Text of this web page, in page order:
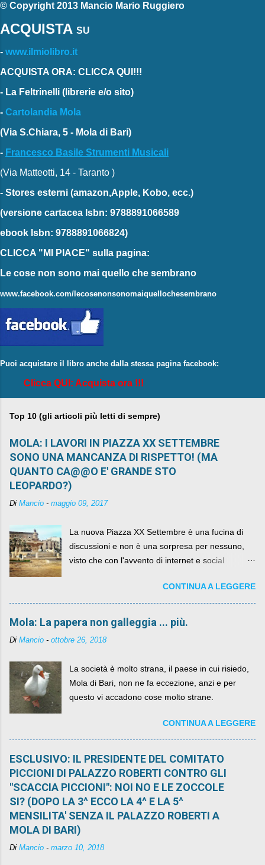
© Copyright 2013 Mancio Mario Ruggiero
ACQUISTA SU
- www.ilmiolibro.it
ACQUISTA ORA: CLICCA QUI!!!
- La Feltrinelli (librerie e/o sito)
- Cartolandia Mola
(Via S.Chiara, 5 - Mola di Bari)
- Francesco Basile Strumenti Musicali
(Via Matteotti, 14 - Taranto )
- Stores esterni (amazon,Apple, Kobo, ecc.)
(versione cartacea Isbn: 9788891066589
ebook Isbn: 9788891066824)
CLICCA "MI PIACE" sulla pagina:
Le cose non sono mai quello che sembrano
www.facebook.com/lecosenonsonomaiquellochesembrano
Puoi acquistare il libro anche dalla stessa pagina facebook:
Clicca QUI: Acquista ora !!!
Top 10 (gli articoli più letti di sempre)
MOLA: I LAVORI IN PIAZZA XX SETTEMBRE
SONO UNA MANCANZA DI RISPETTO! (MA
QUANTO CA@@O E' GRANDE STO
LEOPARDO?)
Di Mancio - maggio 09, 2017
La nuova Piazza XX Settembre è una fucina di
discussioni e non è una sorpresa per nessuno,
visto che con l'avvento di internet e social
sua lasciandone anche traccia scritta nel web.
CONTINUA A LEGGERE
Mola: La papera non galleggia ... più.
Di Mancio - ottobre 26, 2018
La società è molto strana, il paese in cui risiedo,
Mola di Bari, non ne fa eccezione, anzi e per
questo vi accadono cose molto strane.
CONTINUA A LEGGERE
ESCLUSIVO: IL PRESIDENTE DEL COMITATO
PICCIONI DI PALAZZO ROBERTI CONTRO GLI
"SCACCIA PICCIONI": NOI NO E LE ZOCCOLE
SI? (DOPO LA 3^ ECCO LA 4^ E LA 5^
MENSILITA' SENZA IL PALAZZO ROBERTI A
MOLA DI BARI)
Di Mancio - marzo 10, 2018